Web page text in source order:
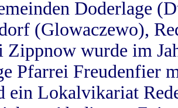
Doderlage
(Glowaczewo),
Zippnow wurde im
Pfarrei Freudenfier
ein Lokalvikariat